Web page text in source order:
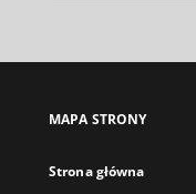
MAPA STRONY
Strona główna